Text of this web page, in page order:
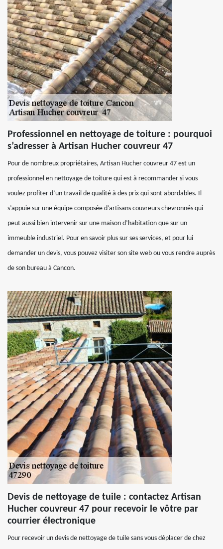
Professionnel en nettoyage de toiture : pourquoi
s’adresser à Artisan Hucher couvreur 47
Pour de nombreux propriétaires, Artisan Hucher couvreur 47 est un
professionnel en nettoyage de toiture qui est à recommander si vous
voulez profiter d’un travail de qualité à des prix qui sont abordables. Il
s’appuie sur une équipe composée d’artisans couvreurs chevronnés qui
peut aussi bien intervenir sur une maison d’habitation que sur un
immeuble industriel. Pour en savoir plus sur ses services, et pour lui
demander un devis, vous pouvez visiter son site web ou vous rendre auprès
de son bureau à Cancon.
Devis de nettoyage de tuile : contactez Artisan
Hucher couvreur 47 pour recevoir le vôtre par
courrier électronique
Pour recevoir un devis de nettoyage de tuile sans vous déplacer de chez